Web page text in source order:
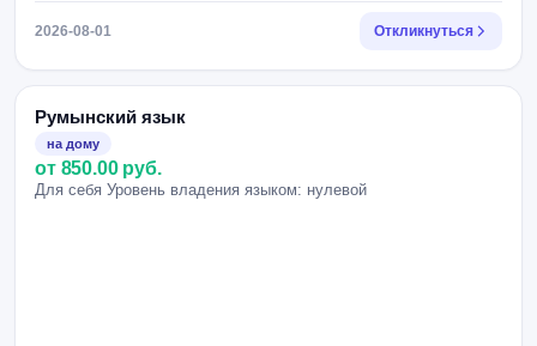
2026-08-01 Откликнуться
Румынский язык
на дому
от 850.00 руб.
Для себя Уровень владения языком: нулевой